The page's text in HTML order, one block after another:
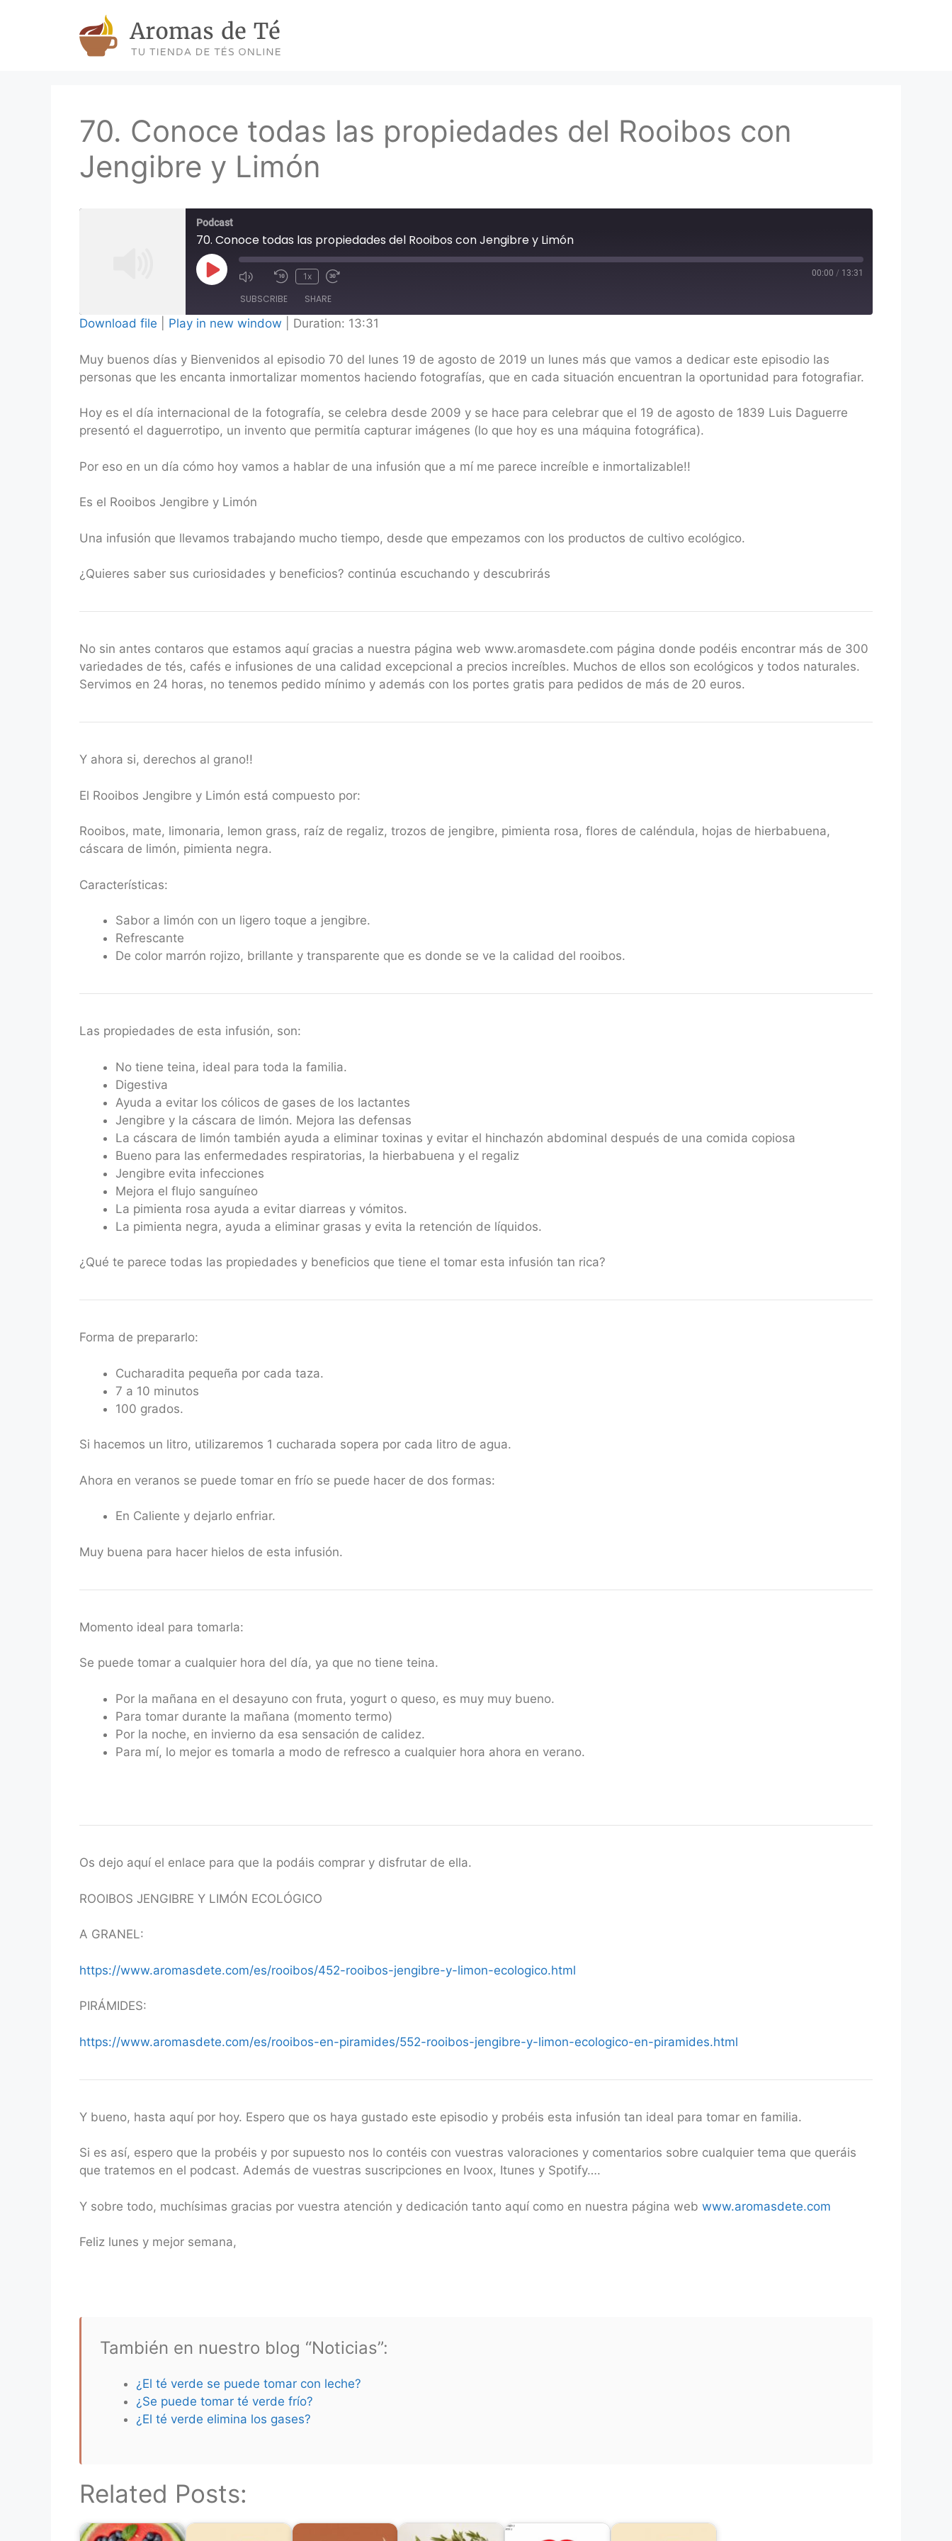
70. Conoce todas las propiedades del Rooibos con
Jengibre y Limón
Podcast
70. Conoce todas las propiedades del Rooibos con Jengibre y Limón
Play
Episode
1x 00:00 / 13:31
SUBSCRIBE SHARE
RSS FEED
LINK
Download file Play in new window Duration: 13:31
Muy buenos días y Bienvenidos al episodio 70 del lunes 19 de agosto de 2019 un lunes más que vamos a dedicar este episodio las
personas que les encanta inmortalizar momentos haciendo fotografías, que en cada situación encuentran la oportunidad para fotografiar.
Hoy es el día internacional de la fotografía, se celebra desde 2009 y se hace para celebrar que el 19 de agosto de 1839 Luis Daguerre
presentó el daguerrotipo, un invento que permitía capturar imágenes (lo que hoy es una máquina fotográfica).
Por eso en un día cómo hoy vamos a hablar de una infusión que a mí me parece increíble e inmortalizable!!
Es el Rooibos Jengibre y Limón
Una infusión que llevamos trabajando mucho tiempo, desde que empezamos con los productos de cultivo ecológico.
¿Quieres saber sus curiosidades y beneficios? continúa escuchando y descubrirás
No sin antes contaros que estamos aquí gracias a nuestra página web www.aromasdete.com página donde podéis encontrar más de 300
variedades de tés, cafés e infusiones de una calidad excepcional a precios increíbles. Muchos de ellos son ecológicos y todos naturales.
Servimos en 24 horas, no tenemos pedido mínimo y además con los portes gratis para pedidos de más de 20 euros.
Y ahora si, derechos al grano!!
El Rooibos Jengibre y Limón está compuesto por:
Rooibos, mate, limonaria, lemon grass, raíz de regaliz, trozos de jengibre, pimienta rosa, flores de caléndula, hojas de hierbabuena,
cáscara de limón, pimienta negra.
Características:
Sabor a limón con un ligero toque a jengibre.
Refrescante
De color marrón rojizo, brillante y transparente que es donde se ve la calidad del rooibos.
Las propiedades de esta infusión, son:
No tiene teina, ideal para toda la familia.
Digestiva
Ayuda a evitar los cólicos de gases de los lactantes
Jengibre y la cáscara de limón. Mejora las defensas
La cáscara de limón también ayuda a eliminar toxinas y evitar el hinchazón abdominal después de una comida copiosa
Bueno para las enfermedades respiratorias, la hierbabuena y el regaliz
Jengibre evita infecciones
Mejora el flujo sanguíneo
La pimienta rosa ayuda a evitar diarreas y vómitos.
La pimienta negra, ayuda a eliminar grasas y evita la retención de líquidos.
¿Qué te parece todas las propiedades y beneficios que tiene el tomar esta infusión tan rica?
Forma de prepararlo:
Cucharadita pequeña por cada taza.
7 a 10 minutos
100 grados.
Si hacemos un litro, utilizaremos 1 cucharada sopera por cada litro de agua.
Ahora en veranos se puede tomar en frío se puede hacer de dos formas:
En Caliente y dejarlo enfriar.
Muy buena para hacer hielos de esta infusión.
Momento ideal para tomarla:
Se puede tomar a cualquier hora del día, ya que no tiene teina.
Por la mañana en el desayuno con fruta, yogurt o queso, es muy muy bueno.
Para tomar durante la mañana (momento termo)
Por la noche, en invierno da esa sensación de calidez.
Para mí, lo mejor es tomarla a modo de refresco a cualquier hora ahora en verano.
Os dejo aquí el enlace para que la podáis comprar y disfrutar de ella.
ROOIBOS JENGIBRE Y LIMÓN ECOLÓGICO
A GRANEL:
https://www.aromasdete.com/es/rooibos/452-rooibos-jengibre-y-limon-ecologico.html
PIRÁMIDES:
https://www.aromasdete.com/es/rooibos-en-piramides/552-rooibos-jengibre-y-limon-ecologico-en-piramides.html
Y bueno, hasta aquí por hoy. Espero que os haya gustado este episodio y probéis esta infusión tan ideal para tomar en familia.
Si es así, espero que la probéis y por supuesto nos lo contéis con vuestras valoraciones y comentarios sobre cualquier tema que queráis
que tratemos en el podcast. Además de vuestras suscripciones en Ivoox, Itunes y Spotify….
Y sobre todo, muchísimas gracias por vuestra atención y dedicación tanto aquí como en nuestra página web www.aromasdete.com
Feliz lunes y mejor semana,
También en nuestro blog “Noticias”:
¿El té verde se puede tomar con leche?
¿Se puede tomar té verde frío?
¿El té verde elimina los gases?
Related Posts: